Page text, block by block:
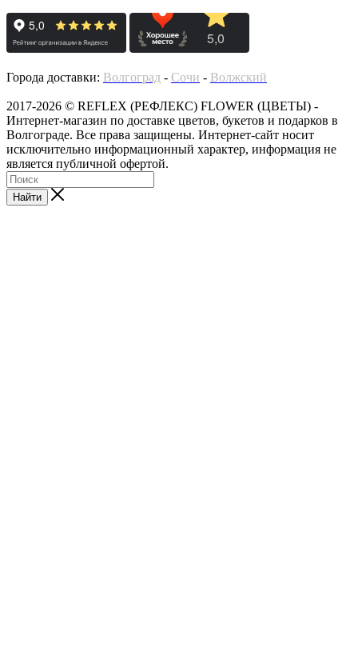
Города доставки: Волгоград - Сочи - Волжский
2017-2026 © REFLEX (РЕФЛЕКС) FLOWER (ЦВЕТЫ) -
Интернет-магазин по доставке цветов, букетов и подарков в
Волгограде. Все права защищены. Интернет-сайт носит
исключительно информационный характер, информация не
является публичной офертой.
Найти